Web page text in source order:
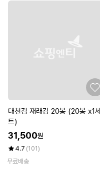
대천김 재래김 20봉 (20봉 x1세
트)
31,500원
4.7 (101)
무료배송